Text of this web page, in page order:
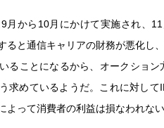
月から10月にかけて実施され、
ると通信キャリアの財務が悪化し
ることになるから、オークショ
求めているようだ。これに対し
よって消費者の利益は損なわれな